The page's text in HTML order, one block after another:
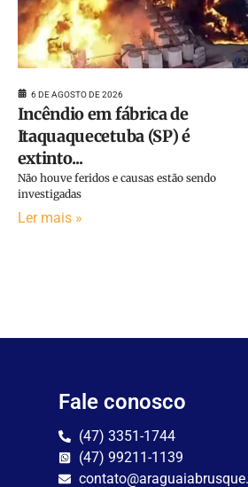
6 DE AGOSTO DE 2026
Incêndio em fábrica de
Itaquaquecetuba (SP) é
extinto...
Não houve feridos e causas estão sendo
investigadas
Ler mais »
Fale conosco
(47) 3351-1744
(47) 99211-1139